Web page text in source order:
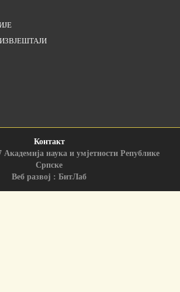
Контакт
наука и умјетности Републике
Српске
Веб развој : БитЛаб